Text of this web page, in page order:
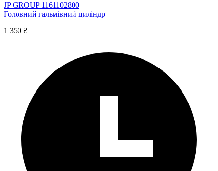
JP GROUP 1161102800
Головний гальмівний циліндр
1 350 ₴